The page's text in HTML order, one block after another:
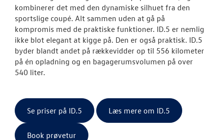
kombinerer det med den dynamiske silhuet fra den
sportslige coupé. Alt sammen uden at gå på
kompromis med de praktiske funktioner. ID.5 er nemlig
ikke blot elegant at kigge på. Den er også praktisk. ID.5
byder blandt andet på rækkevidder op til 556 kilometer
på én opladning og en bagagerumsvolumen på over
540 liter.
Se priser på ID.5 Læs mere om ID.5
Book prøvetur